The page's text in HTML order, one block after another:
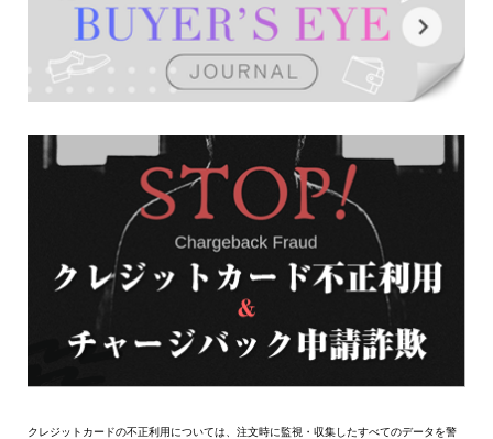
クレジットカードの不正利用については、注文時に監視・収集したすべてのデータを警